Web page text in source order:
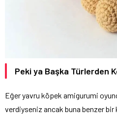
Peki ya Başka Türlerden
Eğer yavru köpek amigurumi
verdiyseniz ancak buna benzer